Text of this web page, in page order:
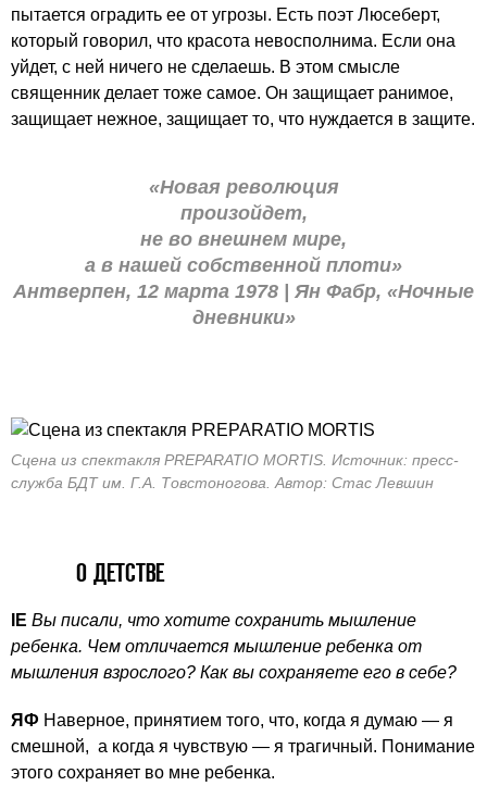
пытается оградить ее от угрозы. Есть поэт Люсеберт,
который говорил, что красота невосполнима. Если она
уйдет, с ней ничего не сделаешь. В этом смысле
священник делает тоже самое. Он защищает ранимое,
защищает нежное, защищает то, что нуждается в защите.
«Новая революция
произойдет,
не во внешнем мире,
а в нашей собственной плоти»
Антверпен, 12 марта 1978 | Ян Фабр, «Ночные
дневники»
Сцена из спектакля РREPARATIO MORTIS. Источник: пресс-
служба БДТ им. Г.А. Товстоногова. Автор: Стас Левшин
О ДЕТСТВЕ
IE Вы писали, что хотите сохранить мышление
ребенка. Чем отличается мышление ребенка от
мышления взрослого? Как вы сохраняете его в себе?
ЯФ Наверное, принятием того, что, когда я думаю — я
смешной, а когда я чувствую — я трагичный. Понимание
этого сохраняет во мне ребенка.